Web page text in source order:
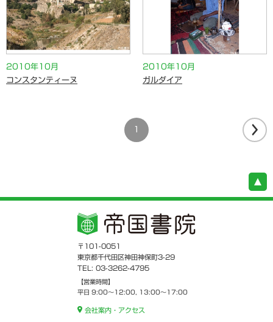
2010年10月
コンスタンティーヌ
2010年10月
ガルダイア
〒101-0051
東京都千代田区神田神保町3-29
TEL: 03-3262-4795
【営業時間】
平日 9:00～12:00, 13:00～17:00
会社案内・アクセス